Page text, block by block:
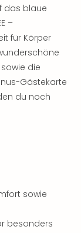
das blaue
–
für Körper
die
Gästekarte
du noch
sowie
besonders